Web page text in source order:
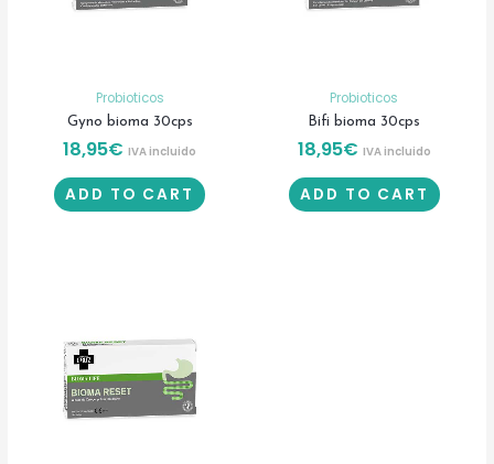
Probioticos
Gyno bioma 30cps
18,95€ IVA incluido
ADD TO CART
Probioticos
Bifi bioma 30cps
18,95€ IVA incluido
ADD TO CART